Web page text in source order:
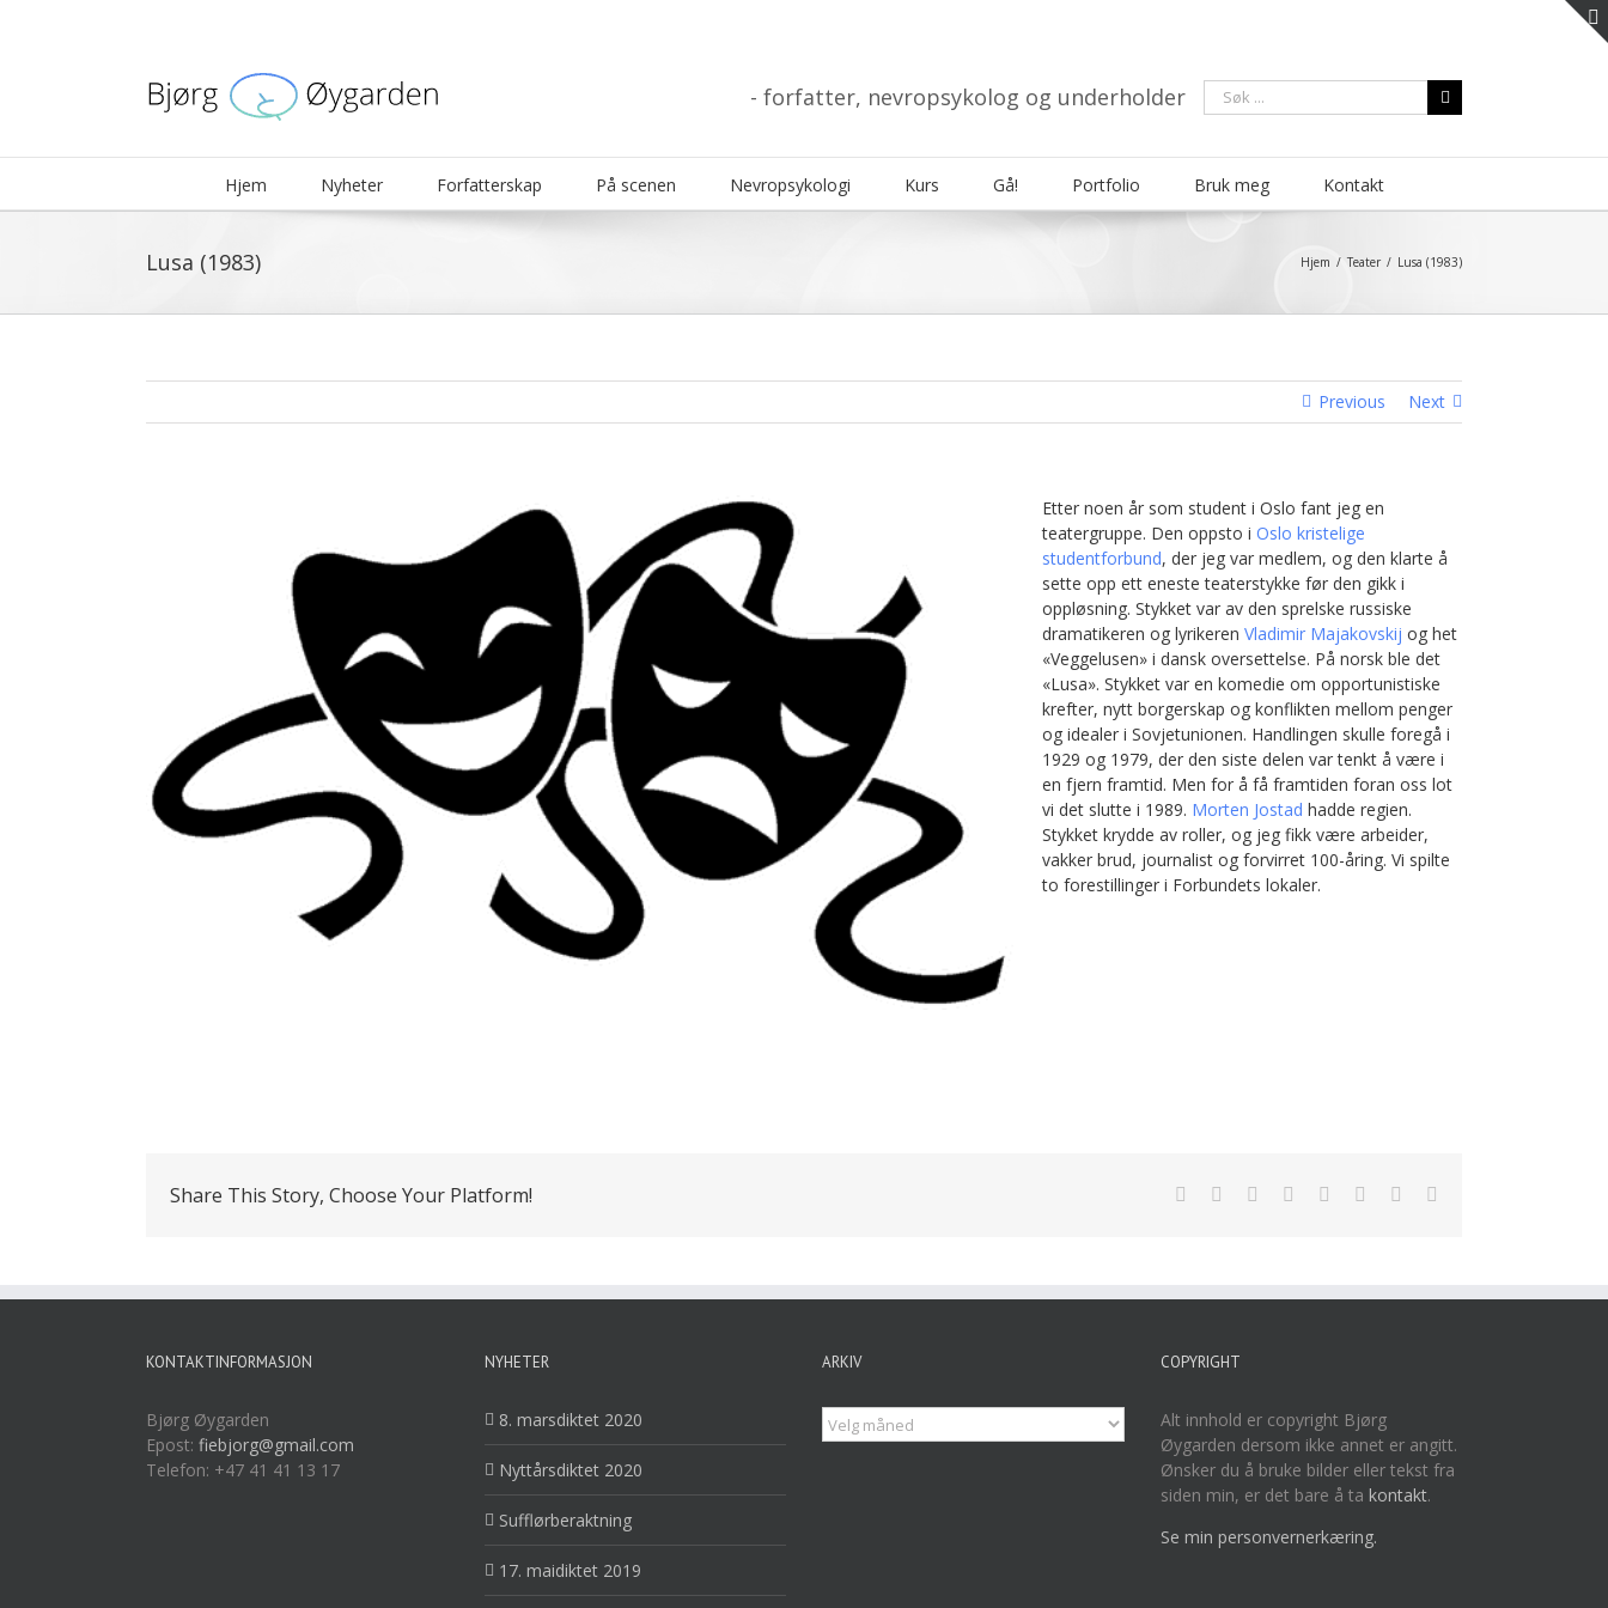
- forfatter, nevropsykolog og underholder
Søk
…
Hjem Nyheter Forfatterskap På scenen Nevropsykologi Kurs Gå! Portfolio Bruk meg Kontakt
Lusa (1983) Hjem / Teater / Lusa (1983)
Previous Next
Etter noen år som student i Oslo fant jeg en
teatergruppe. Den oppsto i Oslo kristelige
studentforbund, der jeg var medlem, og den klarte å
sette opp ett eneste teaterstykke før den gikk i
oppløsning. Stykket var av den sprelske russiske
dramatikeren og lyrikeren Vladimir Majakovskij og het
«Veggelusen» i dansk oversettelse. På norsk ble det
«Lusa». Stykket var en komedie om opportunistiske
krefter, nytt borgerskap og konflikten mellom penger
og idealer i Sovjetunionen. Handlingen skulle foregå i
1929 og 1979, der den siste delen var tenkt å være i
en fjern framtid. Men for å få framtiden foran oss lot
vi det slutte i 1989. Morten Jostad hadde regien.
Stykket krydde av roller, og jeg fikk være arbeider,
vakker brud, journalist og forvirret 100-åring. Vi spilte
to forestillinger i Forbundets lokaler.
Share This Story, Choose Your Platform! Facebook
TwitterLinkedIn
Reddit TumblrPinterest
KONTAKTINFORMASJON
Bjørg Øygarden
Epost: fiebjorg@gmail.com
Telefon: +47 41 41 13 17
NYHETER
8. marsdiktet 2020
Nyttårsdiktet 2020
Sufflørberaktning
17. maidiktet 2019
ARKIV
Arkiv
COPYRIGHT
Alt innhold er copyright Bjørg
Øygarden dersom ikke annet er angitt.
Ønsker du å bruke bilder eller tekst fra
siden min, er det bare å ta kontakt.
Se min personvernerkæring.